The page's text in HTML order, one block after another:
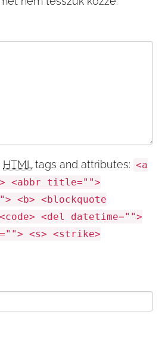
HTML tags and attributes: <a
<abbr title="">
<b> <blockquote
<del datetime="">
<s> <strike>